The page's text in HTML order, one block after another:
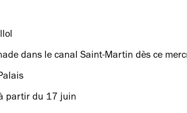
dans le canal Saint-Martin dès ce
partir du 17 juin